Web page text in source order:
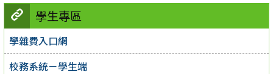
學生專區
學雜費入口網
校務系統－學生端